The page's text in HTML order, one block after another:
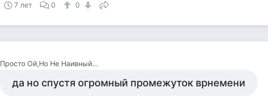
7 лет 0 0
Просто Ой,Но Не Наивный...
да но спустя огромный промежуток врнемени